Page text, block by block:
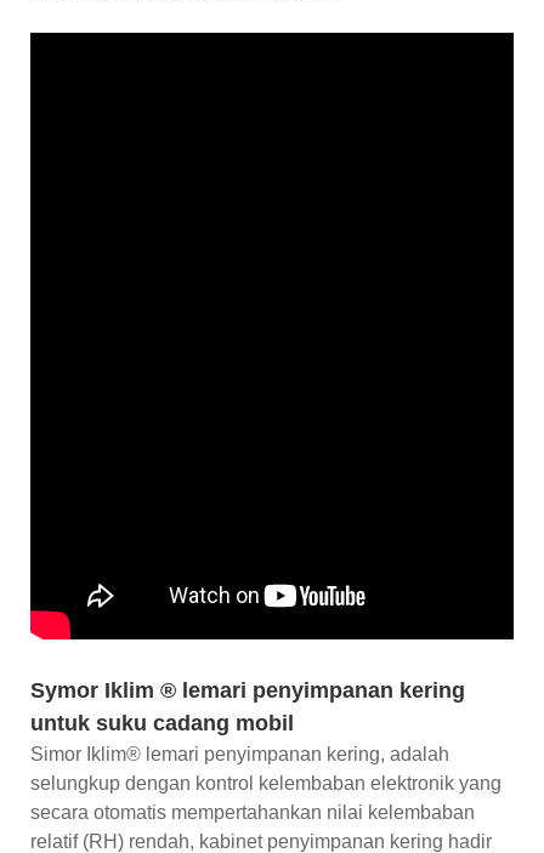
Symor Iklim ® lemari penyimpanan kering
untuk suku cadang mobil
Simor Iklim® lemari penyimpanan kering, adalah
selungkup dengan kontrol kelembaban elektronik yang
secara otomatis mempertahankan nilai kelembaban
relatif (RH) rendah, kabinet penyimpanan kering hadir